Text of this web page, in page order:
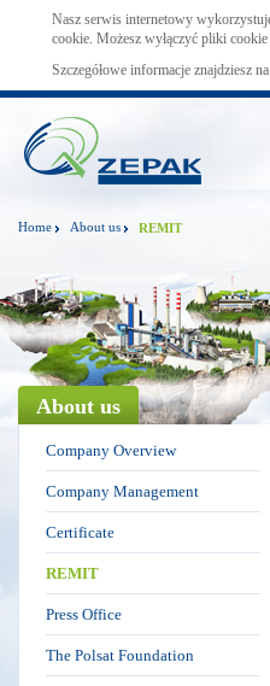
Nasz serwis internetowy
cookie. Możesz wyłączyć pliki
Szczegółowe informacje znajdziesz
Home About us REMIT
About us
Company Overview
Company Management
Certificate
REMIT
Press Office
The Polsat Foundation